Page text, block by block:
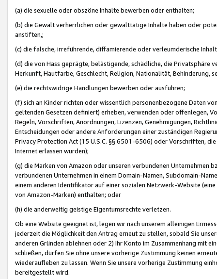
(a) die sexuelle oder obszöne Inhalte bewerben oder enthalten;
(b) die Gewalt verherrlichen oder gewalttätige Inhalte haben oder
anstiften,;
(c) die falsche, irreführende, diffamierende oder verleumderische
(d) die von Hass geprägte, belästigende, schädliche, die Privatsphäre
Herkunft, Hautfarbe, Geschlecht, Religion, Nationalität, Behinderung,
(e) die rechtswidrige Handlungen bewerben oder ausführen;
(f) sich an Kinder richten oder wissentlich personenbezogene Daten
geltenden Gesetzen definiert) erheben, verwenden oder offenlegen,
Regeln, Vorschriften, Anordnungen, Lizenzen, Genehmigungen,
Entscheidungen oder andere Anforderungen einer zuständigen
Privacy Protection Act (15 U.S.C. §§ 6501-6506) oder Vorschriften,
Internet erlassen wurden);
(g) die Marken von Amazon oder unseren verbundenen Unternehmen
verbundenen Unternehmen in einem Domain-Namen, Subdomain-
einem anderen Identifikator auf einer sozialen Netzwerk-Website
von Amazon-Marken) enthalten; oder
(h) die anderweitig geistige Eigentumsrechte verletzen.
Ob eine Website geeignet ist, legen wir nach unserem alleinigen
jederzeit die Möglichkeit den Antrag erneut zu stellen, sobald Sie
anderen Gründen ablehnen oder 2) Ihr Konto im Zusammenhang mit
schließen, dürfen Sie ohne unsere vorherige Zustimmung keinen
wiederaufleben zu lassen. Wenn Sie unsere vorherige Zustimmung
bereitgestellt wird.